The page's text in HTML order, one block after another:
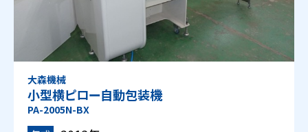
大森機械
小型横ピロー自動包装機
PA-2005N-BX